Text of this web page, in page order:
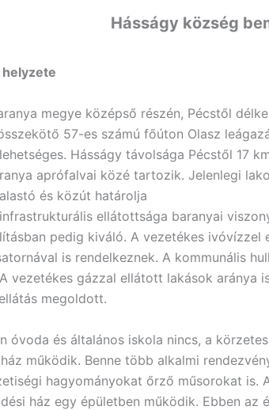
Hásságy község
megye középső részén, Pécstől
57-es számú főúton Olasz
Hásságy távolsága Pécstől 17
aprófalvai közé tartozik. Jelenlegi
és közút határolja
ellátottsága baranyai
pedig kiváló. A vezetékes ivóvízzel
is rendelkeznek. A kommunális
vezetékes gázzal ellátott lakások aránya
megoldott.
óvoda és általános iskola nincs, a
működik. Benne több alkalmi
hagyományokat őrző műsorokat is.
ház egy épületben működik. Ebben